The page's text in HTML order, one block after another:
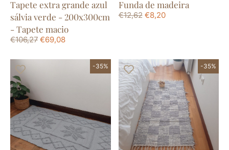
Tapete extra grande azul
sálvia verde - 200x300cm
- Tapete macio
€106,27 €69,08
Funda de madeira
€12,62 €8,20
-35% -35%